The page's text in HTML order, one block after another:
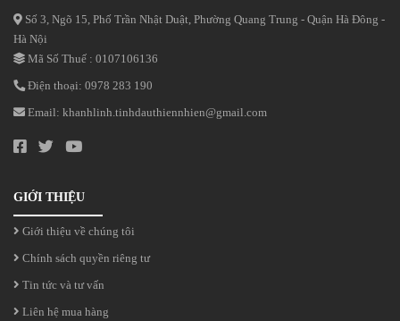
Số 3, Ngõ 15, Phố Trần Nhật Duật, Phường Quang Trung - Quận Hà Đông -
Hà Nội
Mã Số Thuế : 0107106136
Điện thoại: 0978 283 190
Email: khanhlinh.tinhdauthiennhien@gmail.com
GIỚI THIỆU
Giới thiệu về chúng tôi
Chính sách quyền riêng tư
Tin tức và tư vấn
Liên hệ mua hàng